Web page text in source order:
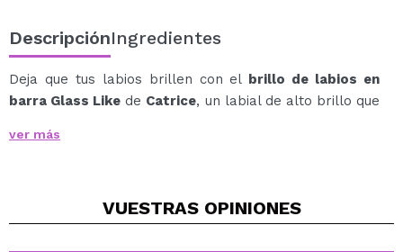
DescripciónIngredientes
Deja que tus labios brillen con el brillo de labios en
barra Glass Like de Catrice, un labial de alto brillo que
comodidad de un bálsamo labial.
ver más
VUESTRAS OPINIONES